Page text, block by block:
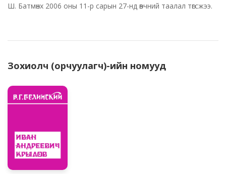
Ш. Батмөнх 2006 оны 11-р сарын 27-нд өвчний таалал төгсжээ.
Зохиолч (орчуулагч)-ийн номууд